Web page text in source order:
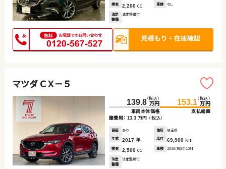
排気 2,200 cc 車検 なし
法定
整備
法定整備付
マツダ ＣＸ－５
139.8（税込）
万円
車両本体価格
153.1（税込）
万円
支払総額
諸費用： 13.3 万円 （税込）
保証 あり 住所
埼玉県
年式
2017 年 走行 69,900 km
排気 2,500 cc 車検 2026(R8)年10月
法定
整備
法定整備付